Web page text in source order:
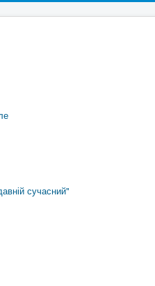
сучасний"